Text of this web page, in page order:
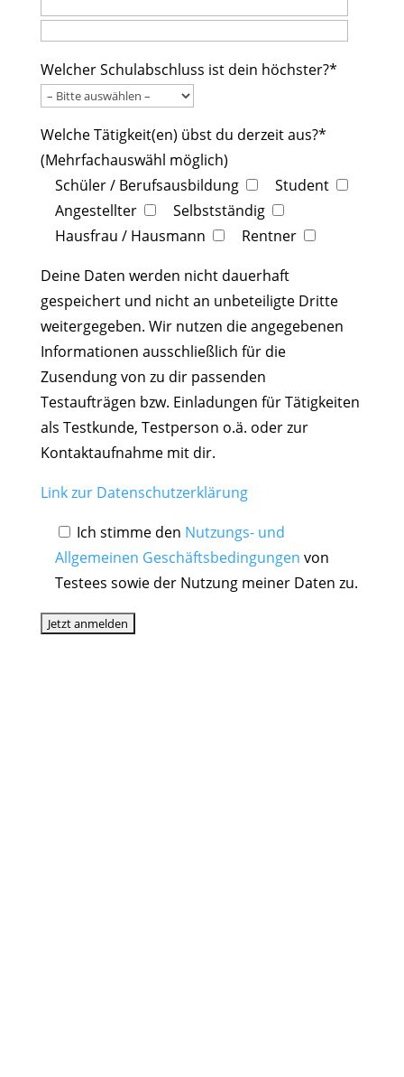
Welcher Schulabschluss ist dein höchster?*
Welche Tätigkeit(en) übst du derzeit aus?*
(Mehrfachauswähl möglich)
Schüler / Berufsausbildung
Student
Angestellter
Selbstständig
Hausfrau / Hausmann
Rentner
Deine Daten werden nicht dauerhaft
gespeichert und nicht an unbeteiligte Dritte
weitergegeben. Wir nutzen die angegebenen
Informationen ausschließlich für die
Zusendung von zu dir passenden
Testaufträgen bzw. Einladungen für Tätigkeiten
als Testkunde, Testperson o.ä. oder zur
Kontaktaufnahme mit dir.
Link zur Datenschutzerklärung
Ich stimme den Nutzungs- und
Allgemeinen Geschäftsbedingungen von
Testees sowie der Nutzung meiner Daten zu.